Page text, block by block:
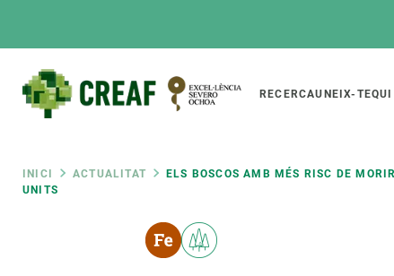
Main
RECERCAUNEIX-TEQUI
Fil
d'ariadna
INICI ACTUALITAT
ELS BOSCOS AMB MÉS RISC DE
UNITS
Featured